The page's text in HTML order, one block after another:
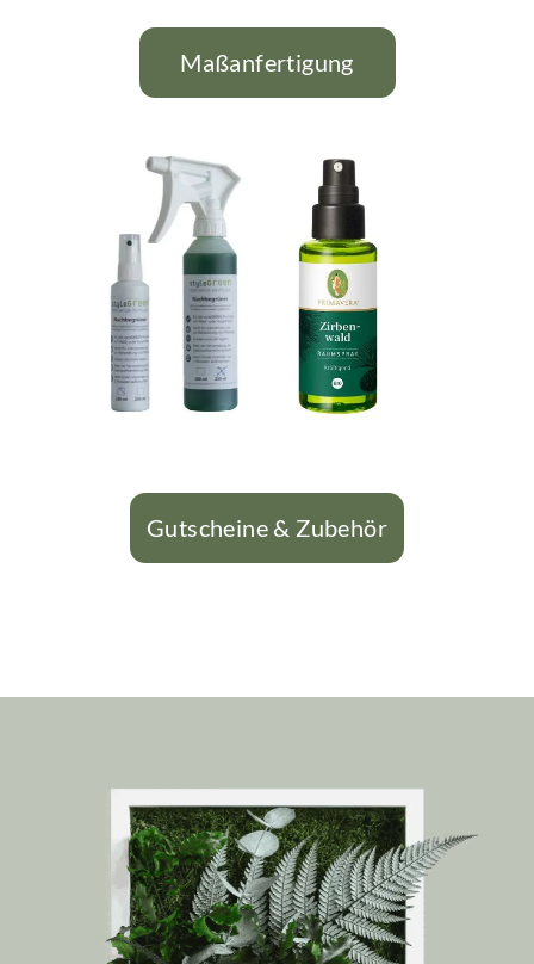
Maßanfertigung
Gutscheine & Zubehör